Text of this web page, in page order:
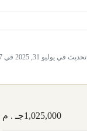
تحديث في يوليو 31, 2025 في 1:57 م
1,025,000جـ . م